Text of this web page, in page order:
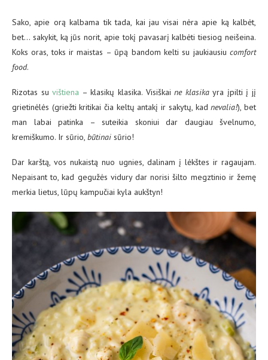
Sako, apie orą kalbama tik tada, kai jau visai nėra apie ką kalbėt,
bet… sakykit, ką jūs norit, apie tokį pavasarį kalbėti tiesiog neišeina.
Koks oras, toks ir maistas – ūpą bandom kelti su jaukiausiu comfort
food.
Rizotas suvištiena – klasikų klasika. Visiškaine klasikayra įpilti į jį
grietinėlės (griežti kritikai čia keltų antakį ir sakytų, kadnevalia!), bet
man labai patinka – suteikia skoniui dar daugiau švelnumo,
kremiškumo. Ir sūrio, būtinai sūrio!
Dar karštą, vos nukaistą nuo ugnies, dalinam į lėkštes ir ragaujam.
Nepaisant to, kad gegužės vidury dar norisi šilto megztinio ir žemę
merkia lietus, lūpų kampučiai kyla aukštyn!